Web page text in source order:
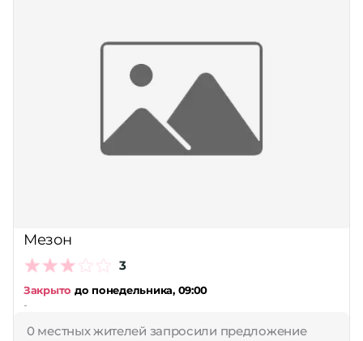
Мезон
3
Закрыто до понедельника, 09:00
-
0 местных жителей запросили предложение